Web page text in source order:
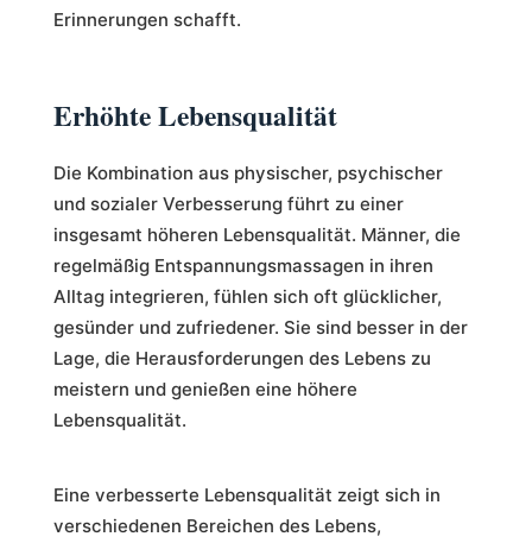
Erinnerungen schafft.
Erhöhte Lebensqualität
Die Kombination aus physischer, psychischer
und sozialer Verbesserung führt zu einer
insgesamt höheren Lebensqualität. Männer, die
regelmäßig Entspannungsmassagen in ihren
Alltag integrieren, fühlen sich oft glücklicher,
gesünder und zufriedener. Sie sind besser in der
Lage, die Herausforderungen des Lebens zu
meistern und genießen eine höhere
Lebensqualität.
Eine verbesserte Lebensqualität zeigt sich in
verschiedenen Bereichen des Lebens,